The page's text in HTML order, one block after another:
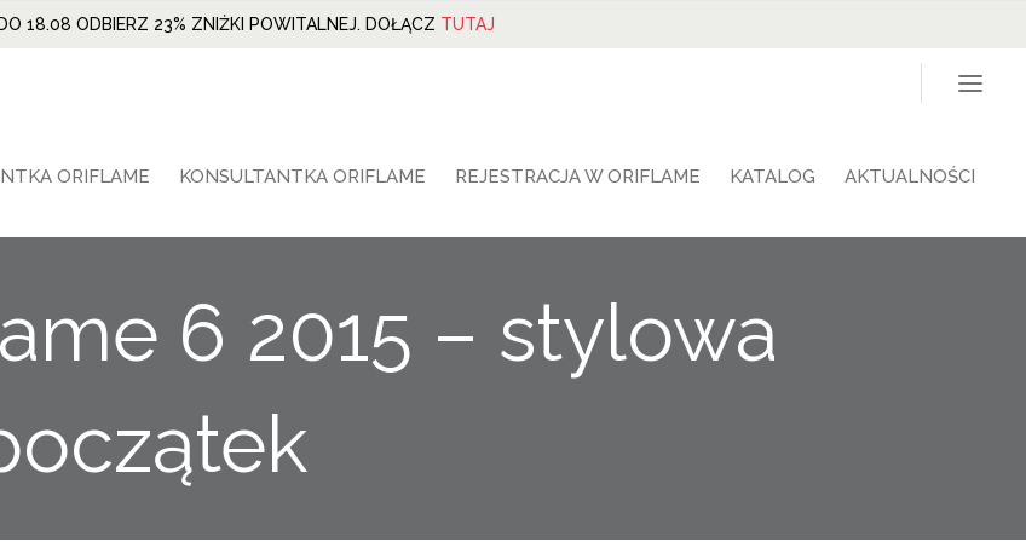
18.08 ODBIERZ 23% ZNIŻKI POWITALNEJ. DOŁĄCZ TUTAJ
ORIFLAME KONSULTANTKA ORIFLAME REJESTRACJA W ORIFLAME KATALOG AKTUALNOŚCI
6 2015 – stylowa